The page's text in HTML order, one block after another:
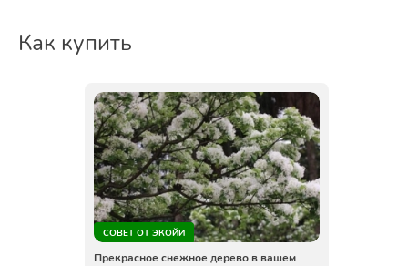
Как купить
СОВЕТ ОТ ЭКОЙИ
Прекрасное снежное дерево в вашем